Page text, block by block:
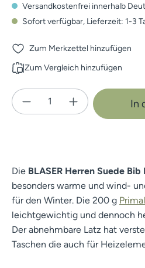
Versandkostenfrei innerhalb
Sofort verfügbar, Lieferzeit: 1-3
Zum Merkzettel hinzufügen
Zum Vergleich hinzufügen
Produkt Anzahl: Gib In
Die BLASER Herren Suede
besonders warme und wind-
für den Winter. Die 200 g
leichtgewichtig und dennoch
Der abnehmbare Latz hat
Taschen die auch für